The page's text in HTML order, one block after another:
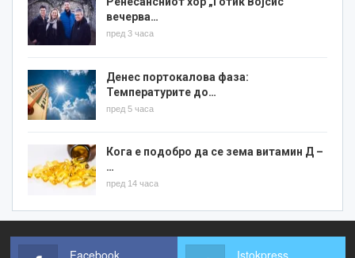
вечерва…
пред 3 часа
Денес портокалова фаза:
Температурите до…
пред 5 часа
Кога е подобро да се зема витамин Д –
…
пред 14 часа